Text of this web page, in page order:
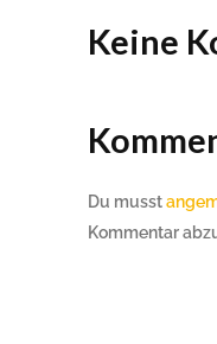
Keine
Du musst
Kommentar